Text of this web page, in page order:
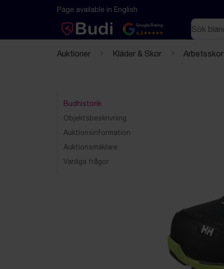
Hoppa till innehåll
Textbaserad (markdown) version av denna sida
Page available in English
Google Rating
4.5
Sök
Auktioner Kläder & Skor
Budhistorik
Objektsbeskrivning
Auktionsinformation
Auktionsmäklare
Vanliga frågor